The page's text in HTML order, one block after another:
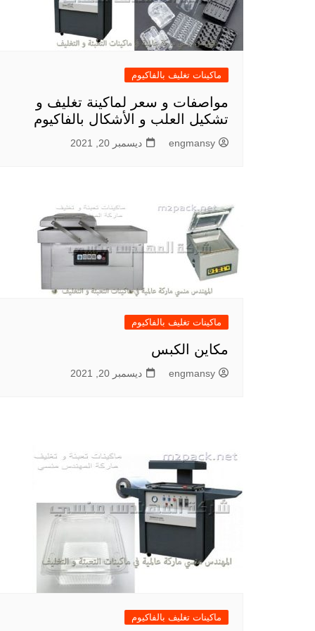
ماكينات تغليف بالفاكيوم
مواصفات و سعر لماكينة تغليف و
تشكيل العلب و الأشكال بالفاكيوم
engmansy ديسمبر 20, 2021
ماكينات تغليف بالفاكيوم
مكاين الكبس
engmansy ديسمبر 20, 2021
ماكينات تغليف بالفاكيوم